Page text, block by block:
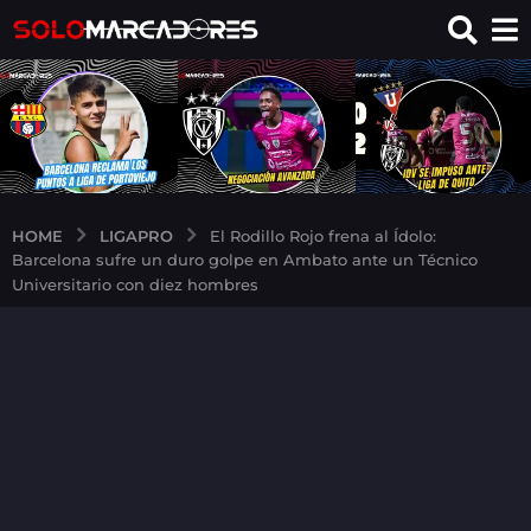
HOME LIGAPRO
El Rodillo Rojo frena al Ídolo:
Barcelona sufre un duro golpe en Ambato ante un Técnico
Universitario con diez hombres